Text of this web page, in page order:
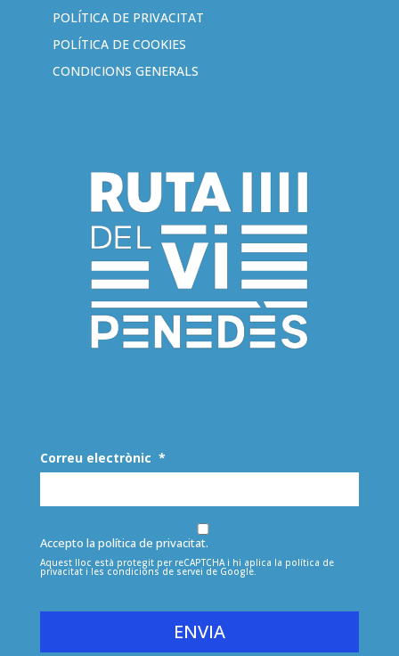
POLÍTICA DE PRIVACITAT
POLÍTICA DE COOKIES
CONDICIONS GENERALS
Correu electrònic *
Accepto la política de privacitat.
Aquest lloc està protegit per reCAPTCHA i hi aplica la política de
privacitati les condicions de servei de Google.